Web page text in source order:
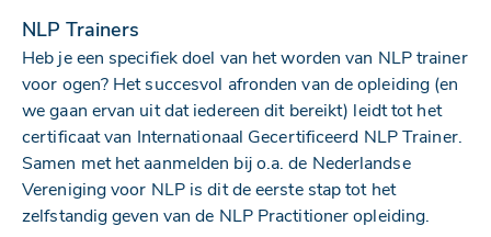
NLP Trainers
Heb je een specifiek doel van het worden van NLP trainer
voor ogen? Het succesvol afronden van de opleiding (en
we gaan ervan uit dat iedereen dit bereikt) leidt tot het
certificaat van Internationaal Gecertificeerd NLP Trainer.
Samen met het aanmelden bij o.a. de Nederlandse
Vereniging voor NLP is dit de eerste stap tot het
zelfstandig geven van de NLP Practitioner opleiding.